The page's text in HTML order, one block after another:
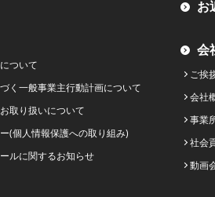
ついて
く一般事業主行動計画について
取り扱いについて
(個人情報保護への取り組み)
ルに関するお知らせ
お
会
ご挨
会社
事業
社会
動画